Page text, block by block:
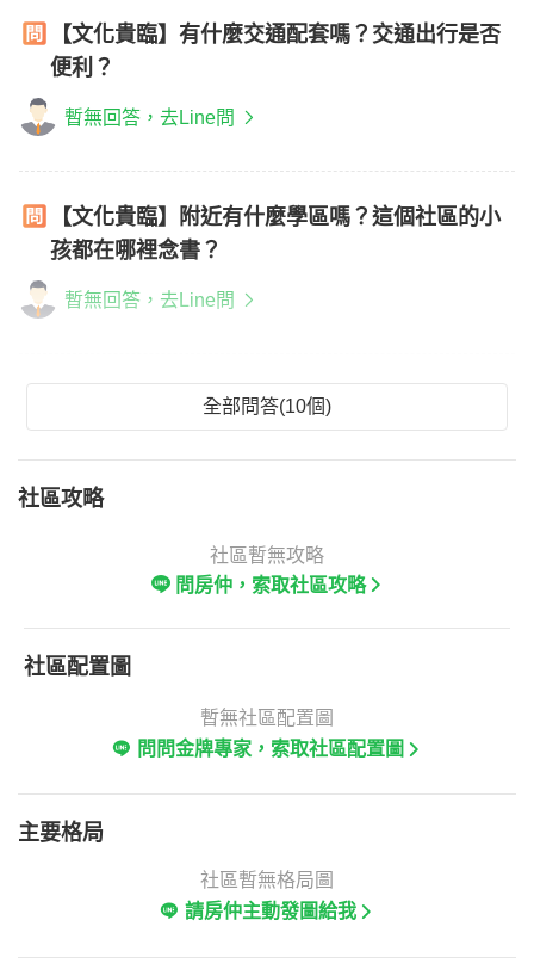
【文化貴臨】有什麼交通配套嗎？交通出行是否
便利？
暫無回答，去Line問
【文化貴臨】附近有什麼學區嗎？這個社區的小
孩都在哪裡念書？
暫無回答，去Line問
全部問答(10個)
社區攻略
社區暫無攻略
問房仲，索取社區攻略
社區配置圖
暫無社區配置圖
問問金牌專家，索取社區配置圖
主要格局
社區暫無格局圖
請房仲主動發圖給我